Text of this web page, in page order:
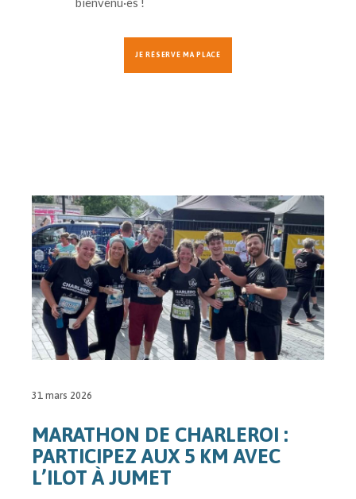
JE RÉSERVE MA PLACE
31 mars 2026
MARATHON DE CHARLEROI :
PARTICIPEZ AUX 5 KM AVEC
L’ILOT À JUMET